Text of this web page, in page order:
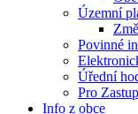
Územní
Povinné
Úřední
Pro
Info z obce